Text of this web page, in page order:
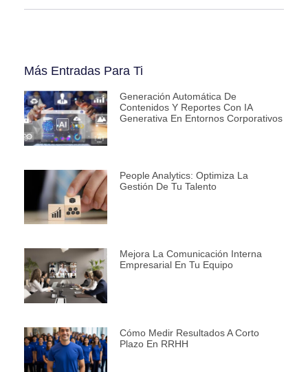
Más Entradas Para Ti
Generación Automática De
Contenidos Y Reportes Con IA
Generativa En Entornos Corporativos
People Analytics: Optimiza La
Gestión De Tu Talento
Mejora La Comunicación Interna
Empresarial En Tu Equipo
Cómo Medir Resultados A Corto
Plazo En RRHH